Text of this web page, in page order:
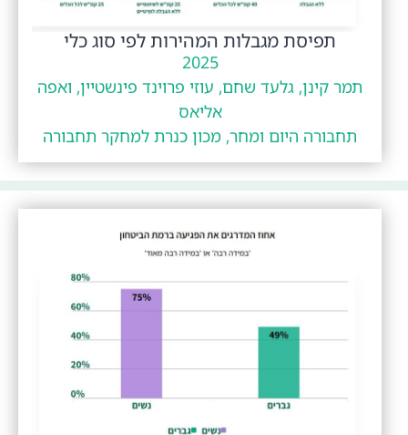
תפיסת מגבלות המהירות לפי סוג כלי
2025
תמר קינן, גלעד שחם, עוזי פרוינד פינשטיין, ואפה
אליאס
תחבורה היום ומחר, מכון כנרת למחקר תחבורה